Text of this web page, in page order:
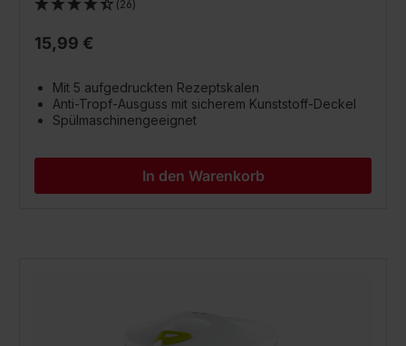
(26)
15,99 €
Mit 5 aufgedruckten Rezeptskalen
Anti-Tropf-Ausguss mit sicherem Kunststoff-Deckel
Spülmaschinengeeignet
In den Warenkorb